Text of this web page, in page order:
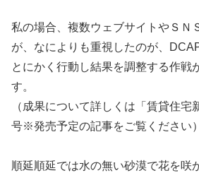
私の場合、複数ウェブサイトやＳＮ
が、なによりも重視したのが、
とにかく行動し結果を調整する作戦
す。
（成果について詳しくは「賃貸住宅
号※発売予定の記事をご覧ください）
順延順延では水の無い砂漠で花を咲